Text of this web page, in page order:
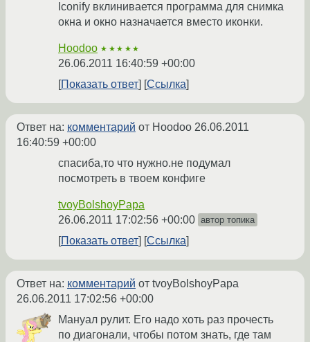
Iconify вклинивается программа для снимка
окна и окно назначается вместо иконки.
Hoodoo ★★★★★
26.06.2011 16:40:59 +00:00
Показать ответ
Ссылка
Ответ на: комментарий от Hoodoo 26.06.2011
16:40:59 +00:00
спасиба,то что нужно.не подумал
посмотреть в твоем конфиге
tvoyBolshoyPapa
26.06.2011 17:02:56 +00:00 автор топика
Показать ответ Ссылка
Ответ на: комментарий от tvoyBolshoyPapa
26.06.2011 17:02:56 +00:00
Мануал рулит. Его надо хоть раз прочесть
по диагонали, чтобы потом знать, где там